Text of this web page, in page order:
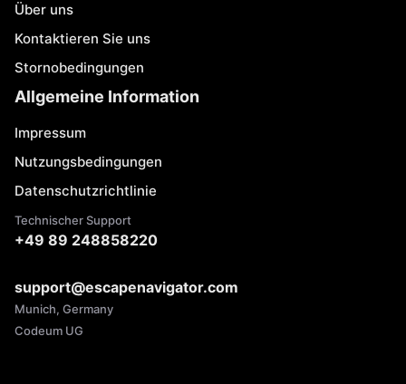
Über uns
Kontaktieren Sie uns
Stornobedingungen
Allgemeine Information
Impressum
Nutzungsbedingungen
Datenschutzrichtlinie
Technischer Support
+49 89 248858220
support@escapenavigator.com
Munich, Germany
Codeum UG